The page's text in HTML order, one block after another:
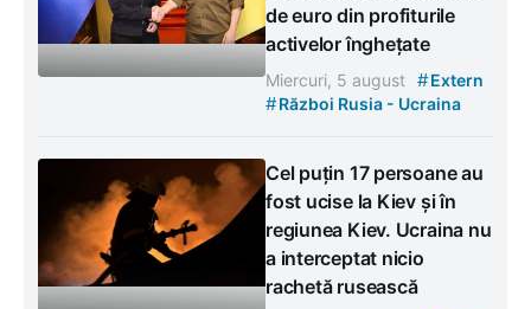
de euro din profiturile
activelor înghețate
Miercuri, 5 august #Extern
#Război Rusia - Ucraina
Cel puțin 17 persoane au
fost ucise la Kiev și în
regiunea Kiev. Ucraina nu
a interceptat nicio
rachetă rusească